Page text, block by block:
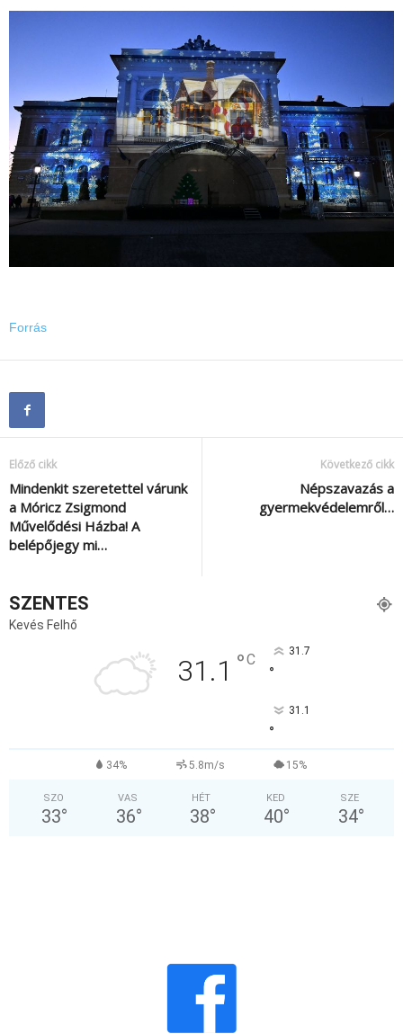
Forrás
Előző cikk
Mindenkit szeretettel várunk
a Móricz Zsigmond
Művelődési Házba! A
belépőjegy mi…
Következő cikk
Népszavazás a
gyermekvédelemről…
SZENTES
Kevés Felhő
31.1 °C 31.7
°
31.1
°
34% 5.8m/s 15%
SZO
33°
VAS
36°
HÉT
38°
KED
40°
SZE
34°